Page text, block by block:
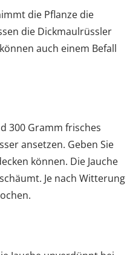
die Pflanze die
die Dickmaulrüssler
auch einem Befall
300 Gramm frisches
ansetzen. Geben Sie
können. Die Jauche
Je nach Witterung